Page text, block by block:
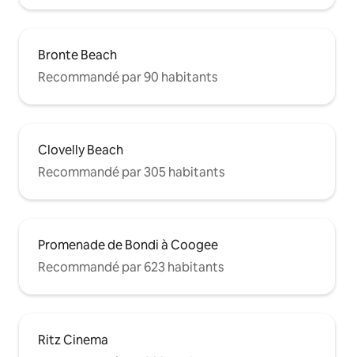
Bronte Beach
Recommandé par 90 habitants
Clovelly Beach
Recommandé par 305 habitants
Promenade de Bondi à Coogee
Recommandé par 623 habitants
Ritz Cinema